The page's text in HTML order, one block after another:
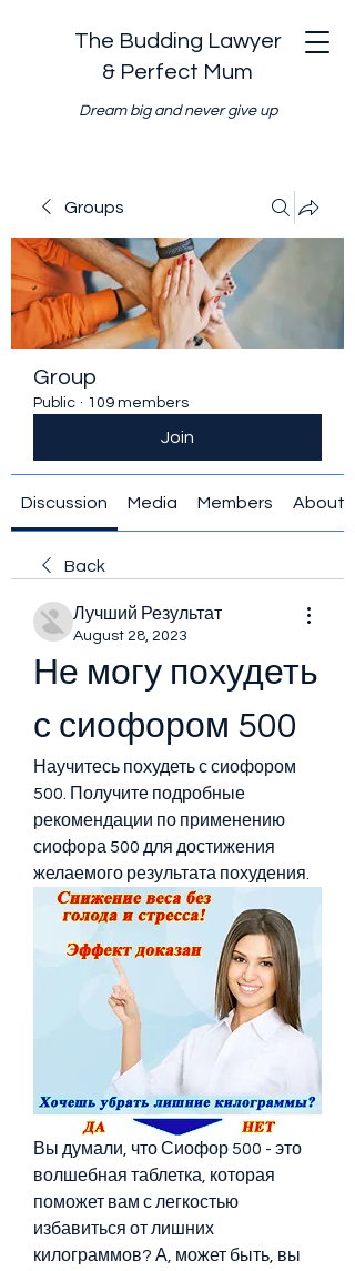
The Budding Lawyer
& Perfect Mum
Dream big and never give up
Groups
Group
Public · 109 members
Join
Discussion Media Members About
Back
Лучший Результат
August 28, 2023
Не могу похудеть
с сиофором 500
Научитесь похудеть с сиофором
500. Получите подробные
рекомендации по применению
сиофора 500 для достижения
желаемого результата похудения.
Вы думали, что Сиофор 500 - это
волшебная таблетка, которая
поможет вам с легкостью
избавиться от лишних
килограммов? А, может быть, вы